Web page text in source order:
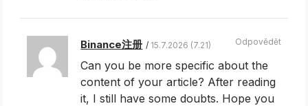
Binance注册 15.7.2026 (7.21)
Can you be more specific about the
content of your article? After reading
it, I still have some doubts. Hope you
Odpovědět